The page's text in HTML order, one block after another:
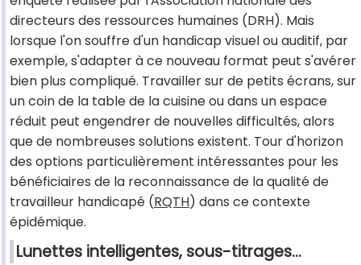
directeurs des ressources humaines (DRH). Mais
lorsque l'on souffre d'un handicap visuel ou auditif, par
exemple, s'adapter à ce nouveau format peut s'avérer
bien plus compliqué. Travailler sur de petits écrans, sur
un coin de la table de la cuisine ou dans un espace
réduit peut engendrer de nouvelles difficultés, alors
que de nombreuses solutions existent. Tour d'horizon
des options particulièrement intéressantes pour les
bénéficiaires de la reconnaissance de la qualité de
travailleur handicapé (RQTH) dans ce contexte
épidémique.
Lunettes intelligentes, sous-titrages...